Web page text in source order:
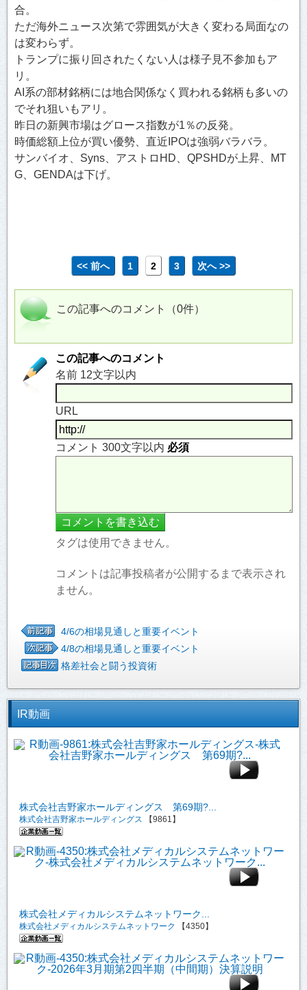
合。
ただ海外ニュース次第で雰囲気が大きく変わる局面なの
は変わらず。
トランプに振り回されたくない人は様子見不参加もア
リ。
AI系の部材銘柄には地合関係なく買われる銘柄も多いの
でそれ狙いもアリ。
昨日の新興市場はグロース指数が1％の反発。
時価総額上位が買い優勢、直近IPOは強弱バラバラ。
サンバイオ、Syns、アストロHD、QPSHDが上昇、MT
G、GENDAは下げ。
<< 前へ 1 2 3 次へ >>
この記事へのコメント（0件）
この記事へのコメント
名前 12文字以内
URL
コメント 300文字以内 必須
タグは使用できません。
コメントは記事投稿者が公開するまで表示され
ません。
4/6の相場見通しと重要イベント
4/8の相場見通しと重要イベント
格差社会と闘う投資術
IR動画
株式会社吉野家ホールディングス 第69期?...
株式会社吉野家ホールディングス 【9861】
株式会社メディカルシステムネットワーク...
株式会社メディカルシステムネットワーク 【4350】